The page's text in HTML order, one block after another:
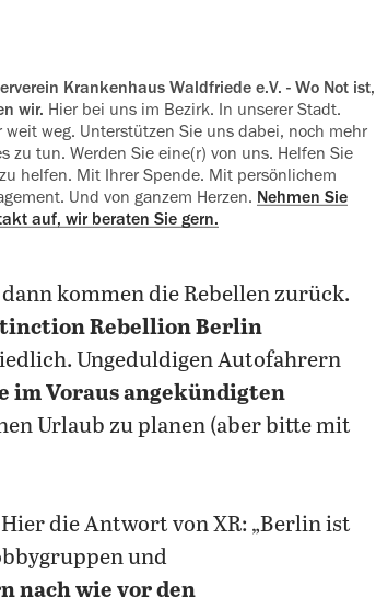
wir. Hier bei uns im Bezirk. In unserer Stadt.
weit weg. Unterstützen Sie uns dabei, noch mehr
zu tun. Werden Sie eine(r) von uns. Helfen Sie
helfen. Mit Ihrer Spende. Mit persönlichem
Und von ganzem Herzen. Nehmen Sie
auf, wir beraten Sie gern.
kommen die Rebellen zurück.
Rebellion Berlin
Ungeduldigen Autofahrern
im Voraus angekündigten
Urlaub zu planen (aber bitte mit
Hier die Antwort von XR: „Berlin ist
und
nach wie vor den